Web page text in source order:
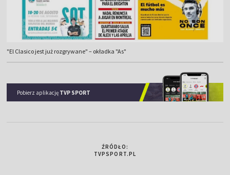
"El Clasico jest już rozgrywane" – okładka "As"
Pobierz aplikację TVP SPORT
ŹRÓDŁO:
TVPSPORT.PL